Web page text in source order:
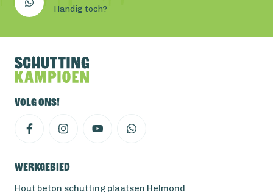
Handig toch?
Volg ons!
Werkgebied
Hout beton schutting plaatsen Helmond